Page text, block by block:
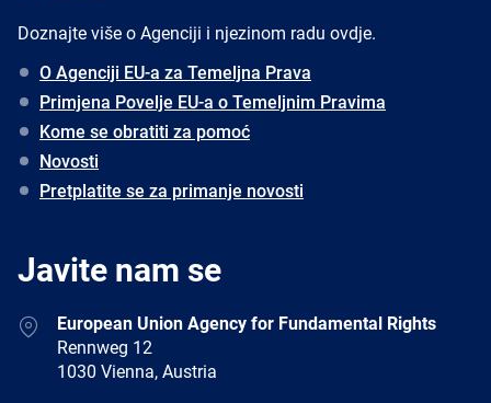
Doznajte više o Agenciji i njezinom radu ovdje.
O Agenciji EU-a za Temeljna Prava
Primjena Povelje EU-a o Temeljnim Pravima
Kome se obratiti za pomoć
Novosti
Pretplatite se za primanje novosti
Javite nam se
AddressEuropean Union Agency for Fundamental Rights
Rennweg 12
1030 Vienna, Austria